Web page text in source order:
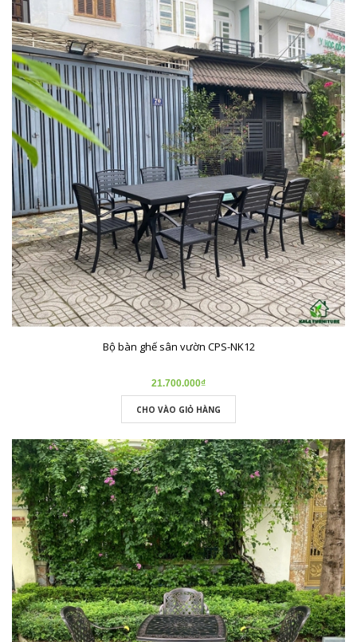
Bộ bàn ghế sân vườn CPS-NK12
21.700.000₫
CHO VÀO GIỎ HÀNG